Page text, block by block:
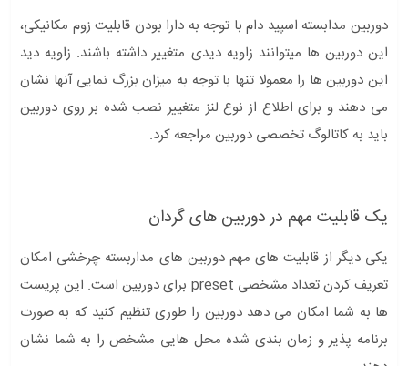
دوربین مدابسته اسپید دام با توجه به دارا بودن قابلیت زوم مکانیکی،
این دوربین ها میتوانند زاویه دیدی متغییر داشته باشند. زاویه دید
این دوربین ها را معمولا تنها با توجه به میزان بزرگ نمایی آنها نشان
می دهند و برای اطلاع از نوع لنز متغییر نصب شده بر روی دوربین
باید به کاتالوگ تخصصی دوربین مراجعه کرد.
یک قابلیت مهم در دوربین های گردان
یکی دیگر از قابلیت های مهم دوربین های مداربسته چرخشی امکان
تعریف کردن تعداد مشخصی preset برای دوربین است. این پریست
ها به شما امکان می دهد دوربین را طوری تنظیم کنید که به صورت
برنامه پذیر و زمان بندی شده محل هایی مشخص را به شما نشان